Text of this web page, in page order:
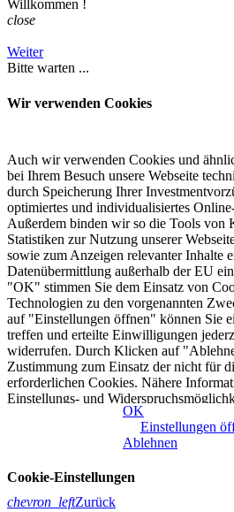
Willkommen !
close
Weiter
Bitte warten ...
Wir verwenden Cookies
Auch wir verwenden Cookies und
bei Ihrem Besuch unsere Webseite
durch Speicherung Ihrer
optimiertes und individualisiertes
Außerdem binden wir so die Tools von
Statistiken zur Nutzung unserer
sowie zum Anzeigen relevanter Inhalte
Datenübermittlung außerhalb der EU
"OK" stimmen Sie dem Einsatz von
Technologien zu den vorgenannten
auf "Einstellungen öffnen" können Sie
treffen und erteilte Einwilligungen
widerrufen. Durch Klicken auf
Zustimmung zum Einsatz der nicht für
erforderlichen Cookies. Nähere
Einstellungs- und
Datenschutzerklärung
Ablehnen
Einstellungen
OK
Cookie-Einstellungen
chevron_leftZurück